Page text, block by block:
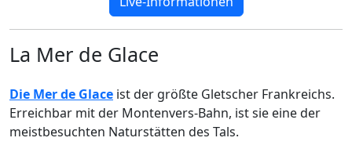
La Mer de Glace
Die Mer de Glace ist der größte Gletscher Frankreichs.
Erreichbar mit der Montenvers-Bahn, ist sie eine der
meistbesuchten Naturstätten des Tals.